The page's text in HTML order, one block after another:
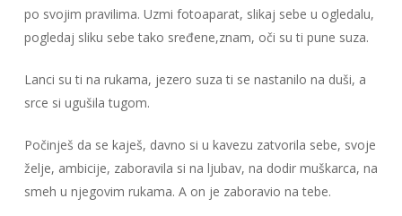
po svojim pravilima. Uzmi fotoaparat, slikaj sebe u ogledalu,
pogledaj sliku sebe tako sređene,znam, oči su ti pune suza.
Lanci su ti na rukama, jezero suza ti se nastanilo na duši, a
srce si ugušila tugom.
Počinješ da se kaješ, davno si u kavezu zatvorila sebe, svoje
želje, ambicije, zaboravila si na ljubav, na dodir muškarca, na
smeh u njegovim rukama. A on je zaboravio na tebe.